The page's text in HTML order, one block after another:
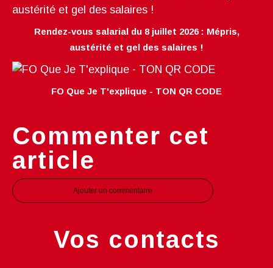
Rendez-vous salarial du 8 juillet 2026 : Mépris,
austérité et gel des salaires !
FO Que Je T'explique - TON QR CODE
Commenter cet
article
Ajouter un commentaire
Vos contacts